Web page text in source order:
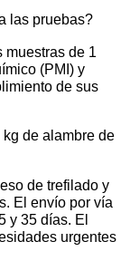
las pruebas?
muestras de 1
(PMI) y
de sus
de alambre de
de trefilado y
El envío por vía
y 35 días. El
urgentes